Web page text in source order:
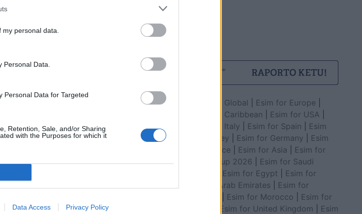
personal data.
Data.
Personal Data for Targeted
Retention, Sale, and/or Sharing
with the Purposes for which it
Data Access Privacy Policy
Esim for Global Esim for Europe
Esim for Caribbean
Esim for USA
Esim for Italy
Esim for Spain
Esim
for Turkey
Esim for Germany
Esim
for Greece
Esim for Asia
Esim for
World Cup 2026
Esim for Saudi
Esim for Egypt
Esim for
United Arab Emirates
Esim for
Esim for Morocco
Esim for
Esim for United Kingdom
Esim